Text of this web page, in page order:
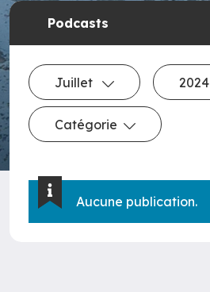
Podcasts
Juillet 2024
Catégorie
Aucune publication.